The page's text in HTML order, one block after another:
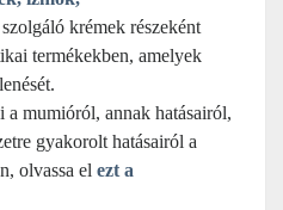
krémek részeként
termékekben, amelyek
a mumióról, annak hatásairól,
gyakorolt hatásairól a
olvassa el ezt a